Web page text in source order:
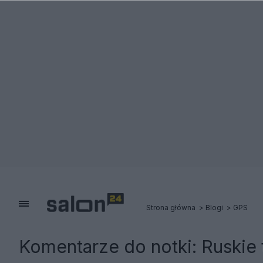
Strona główna Blogi GPS
Komentarze do notki: